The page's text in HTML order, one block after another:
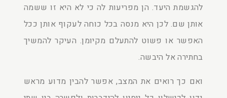
להגשמת היעד. הן מפריעות לה כי לא היא זו ששמה
אותן שם. לכן היא מנסה בכל כוחה לעקוף אותן ככל
האפשר או פשוט להתעלם מקיומן. העיקר להמשיך
בחתירה אל היבשה.
ואם כך רואים את המצב, אפשר להבין מדוע מראש